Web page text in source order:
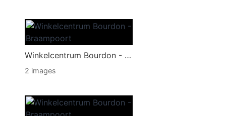
Winkelcentrum Bourdon - Braampoort
2 images